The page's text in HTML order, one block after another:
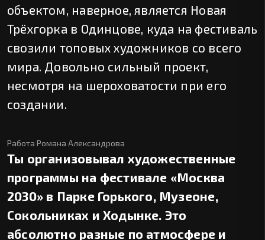
объектом, наверное, является Новая
Трёхгорка в Одинцове, куда на фестиваль
свозили топовых художников со всего
мира. Довольно сильный проект,
несмотря на шероховатости при его
создании.
Работа Романа Александрова
Ты организовывал художественные
программы на фестивале «Москва
2030» в Парке Горького, Музеоне,
Сокольниках и Ходынке. Это
абсолютно разные по атмосфере и